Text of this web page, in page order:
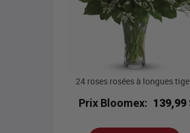
24 roses rosées à longues
Prix Bloomex: 139,99